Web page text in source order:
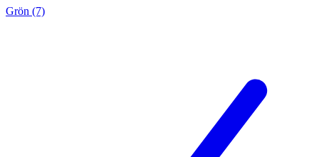
Grön (7)